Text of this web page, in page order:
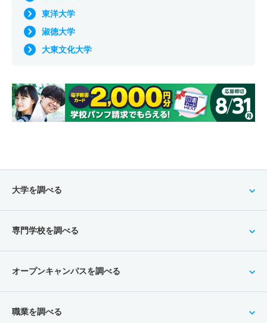
東洋大学
淑徳大学
大東文化大学
大学を調べる
専門学校を調べる
オープンキャンパスを調べる
職業を調べる